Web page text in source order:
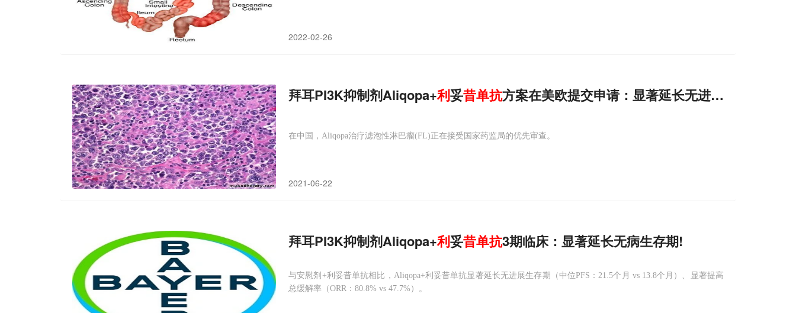
2022-02-26
拜耳PI3K抑制剂Aliqopa+利妥昔单抗方案在美欧提交申请：显著延长无进展生存期!
在中国，Aliqopa治疗滤泡性淋巴瘤(FL)正在接受国家药监局的优先审查。
2021-06-22
拜耳PI3K抑制剂Aliqopa+利妥昔单抗3期临床：显著延长无病生存期!
与安慰剂+利妥昔单抗相比，Aliqopa+利妥昔单抗显著延长无进展生存期（中位PFS：21.5个月 vs 13.8个月）、显著提高
总缓解率（ORR：80.8% vs 47.7%）。